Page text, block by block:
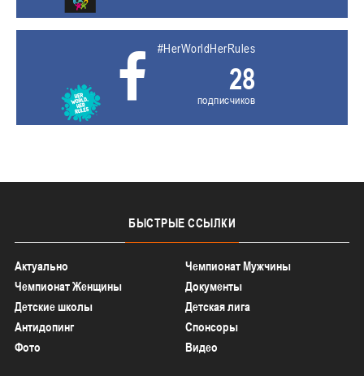
#HerWorldHerRules
28
подписчиков
БЫСТРЫЕ ССЫЛКИ
Актуально
Чемпионат Мужчины
Чемпионат Женщины
Документы
Детские школы
Детская лига
Антидопинг
Спонсоры
Фото
Видео